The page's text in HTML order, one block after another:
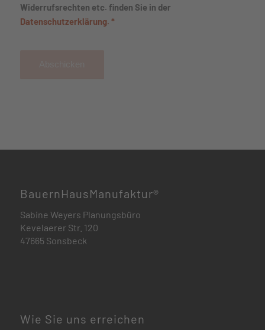
Widerrufsrechten etc. finden Sie in der
Datenschutzerklärung. *
BauernHausManufaktur®
Sabine Weyers Planungsbüro
Kevelaerer Str. 120
47665 Sonsbeck
Wie Sie uns erreichen